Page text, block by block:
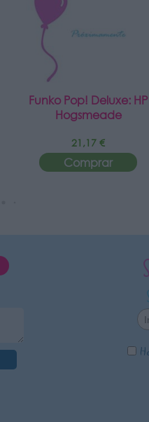
Funko Pop! Deluxe: HP
Hogsmeade
21,17 €
Comprar